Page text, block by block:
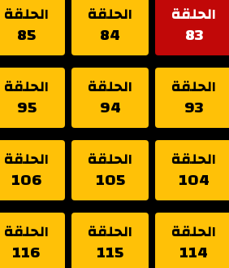
الحلقة
83
الحلقة
84
الحلقة
85
الحلقة
93
الحلقة
94
الحلقة
95
الحلقة
104
الحلقة
105
الحلقة
106
الحلقة
114
الحلقة
115
الحلقة
116